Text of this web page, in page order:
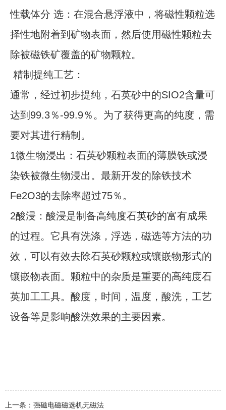
性载体分 选：在混合悬浮液中，将磁性颗粒选
择性地附着到矿物表面，然后使用磁性颗粒去
除被磁铁矿覆盖的矿物颗粒。
精制提纯工艺：
通常，经过初步提纯，石英砂中的SIO2含量可
达到99.3％-99.9％。为了获得更高的纯度，需
要对其进行精制。
1微生物浸出：石英砂颗粒表面的薄膜铁或浸
染铁被微生物浸出。最新开发的除铁技术
Fe2O3的去除率超过75％。
2酸浸：酸浸是制备高纯度石英砂的富有成果
的过程。它具有洗涤，浮选，磁选等方法的功
效，可以有效去除石英砂颗粒或镶嵌物形式的
镶嵌物表面。颗粒中的杂质是重要的高纯度石
英加工工具。酸度，时间，温度，酸洗，工艺
设备等是影响酸洗效果的主要因素。
上一条：强磁电磁磁选机无磁法